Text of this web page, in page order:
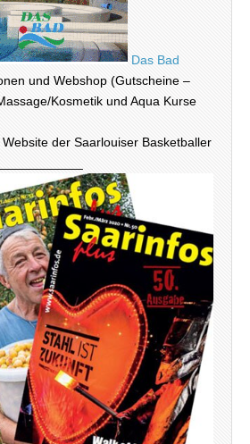
Das Bad
und Webshop (Gutscheine –
Kosmetik und Aqua Kurse
Website der Saarlouiser Basketballer